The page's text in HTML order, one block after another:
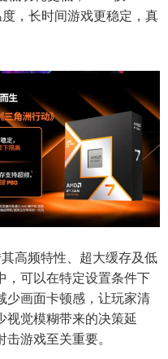
，长时间游戏更稳定，真
高频特性、超大缓存及低
，可以在特定设置条件下
少画面卡顿感，让玩家清
视觉模糊带来的决策延
游戏至关重要。